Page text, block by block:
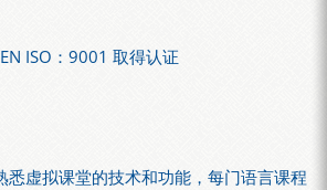
ISO：9001 取得认证
悉虚拟课堂的技术和功能，每门语言课程